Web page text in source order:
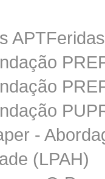
APTFeridas
-
(LPAH)